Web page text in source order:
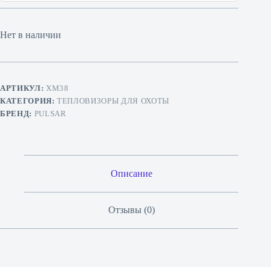
Нет в наличии
АРТИКУЛ: XМ38
КАТЕГОРИЯ:ТЕПЛОВИЗОРЫ ДЛЯ ОХОТЫ
БРЕНД: PULSAR
Описание
Отзывы (0)